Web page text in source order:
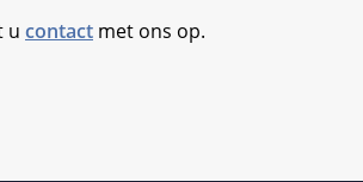
u contact met ons op.